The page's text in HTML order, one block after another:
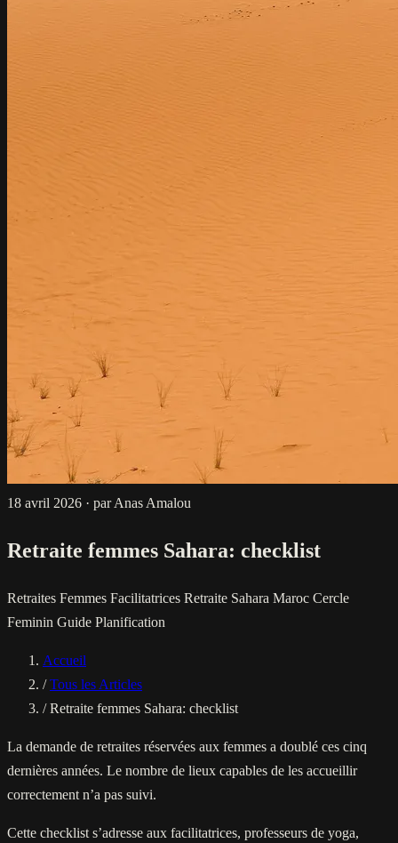
18 avril 2026 · par Anas Amalou
Retraite femmes Sahara: checklist
Retraites Femmes Facilitatrices Retraite Sahara Maroc Cercle
Feminin Guide Planification
Accueil
/ Tous les Articles
/ Retraite femmes Sahara: checklist
La demande de retraites réservées aux femmes a doublé ces cinq
dernières années. Le nombre de lieux capables de les accueillir
correctement n’a pas suivi.
Cette checklist s’adresse aux facilitatrices, professeurs de yoga,